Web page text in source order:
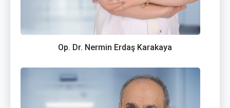
Op. Dr. Nermin Erdaş Karakaya